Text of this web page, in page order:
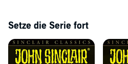
Setze die Serie fort